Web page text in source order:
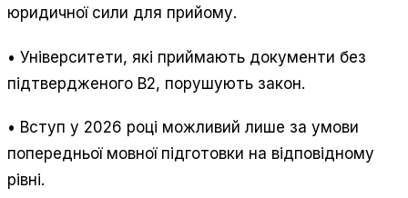
юридичної сили для прийому.
• Університети, які приймають документи без
підтвердженого B2, порушують закон.
• Вступ у 2026 році можливий лише за умови
попередньої мовної підготовки на відповідному
рівні.